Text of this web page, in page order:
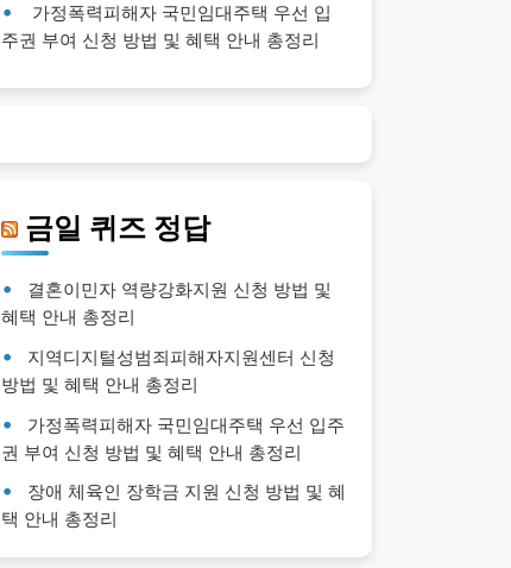
가정폭력피해자 국민임대주택 우선 입
주권 부여 신청 방법 및 혜택 안내 총정리
금일 퀴즈 정답
결혼이민자 역량강화지원 신청 방법 및
혜택 안내 총정리
지역디지털성범죄피해자지원센터 신청
방법 및 혜택 안내 총정리
가정폭력피해자 국민임대주택 우선 입주
권 부여 신청 방법 및 혜택 안내 총정리
장애 체육인 장학금 지원 신청 방법 및 혜
택 안내 총정리